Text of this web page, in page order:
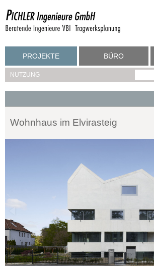
PROJEKTE BÜRO
NUTZUNG
Wohnhaus im Elvirasteig